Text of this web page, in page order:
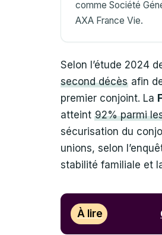
comme Société
AXA France Vie.
Selon l’étude 2024
second décès afin
premier conjoint. La
atteint 92% parmi
sécurisation du
unions, selon
stabilité familiale et
À lire